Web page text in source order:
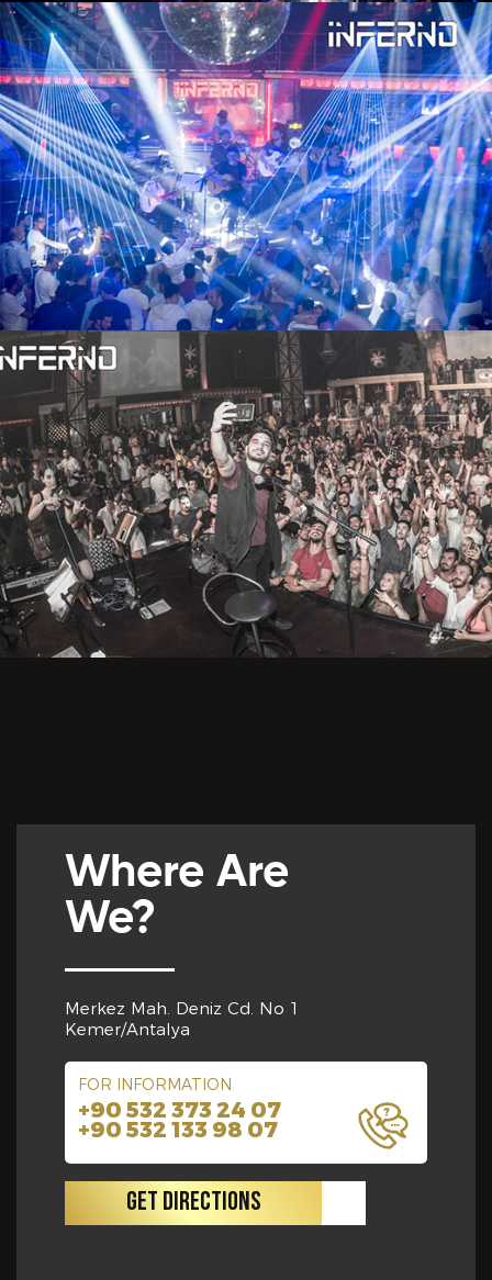
Where Are
We?
Merkez Mah. Deniz Cd. No 1
Kemer/Antalya
FOR INFORMATION
+90 532 373 24 07
+90 532 133 98 07
GET DIRECTIONS
Eklemek İstedikleriniz *
CV EKLE
Bu Formda verilen bütün bilgilerin yanlışsız ve
eksiksiz olarak tarafımdan doldurulduğunu, bu
bilgiler içinde esasa etki yapan herhangi bir eksiklik
veya yanlışlık olması ve bu durumun tespiti halinde
bunun Hizmet Sözleşmemin feshedilmesi için bir
sebep olanağını anlayarak kabul ettiğimi beyan
ederim.
BAŞVURUMUGÖNDER